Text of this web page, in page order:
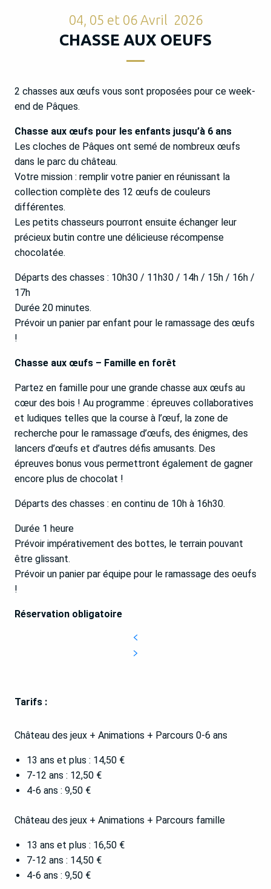
04, 05 et 06 Avril 2026
CHASSE AUX OEUFS
2 chasses aux œufs vous sont proposées pour ce week-
end de Pâques.
Chasse aux œufs pour les enfants jusqu’à 6 ans
Les cloches de Pâques ont semé de nombreux œufs
dans le parc du château.
Votre mission : remplir votre panier en réunissant la
collection complète des 12 œufs de couleurs
différentes.
Les petits chasseurs pourront ensuite échanger leur
précieux butin contre une délicieuse récompense
chocolatée.
Départs des chasses : 10h30 / 11h30 / 14h / 15h / 16h /
17h
Durée 20 minutes.
Prévoir un panier par enfant pour le ramassage des œufs
!
Chasse aux œufs – Famille en forêt
Partez en famille pour une grande chasse aux œufs au
cœur des bois ! Au programme : épreuves collaboratives
et ludiques telles que la course à l’œuf, la zone de
recherche pour le ramassage d’œufs, des énigmes, des
lancers d’œufs et d’autres défis amusants. Des
épreuves bonus vous permettront également de gagner
encore plus de chocolat !
Départs des chasses : en continu de 10h à 16h30.
Durée 1 heure
Prévoir impérativement des bottes, le terrain pouvant
être glissant.
Prévoir un panier par équipe pour le ramassage des oeufs
!
Réservation obligatoire
Tarifs :
Château des jeux + Animations + Parcours 0-6 ans
13 ans et plus : 14,50 €
7-12 ans : 12,50 €
4-6 ans : 9,50 €
Château des jeux + Animations + Parcours famille
13 ans et plus : 16,50 €
7-12 ans : 14,50 €
4-6 ans : 9,50 €